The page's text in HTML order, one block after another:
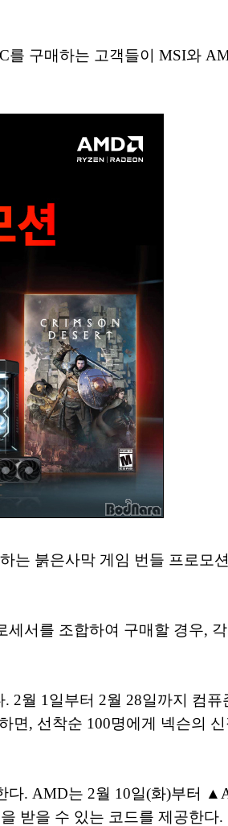
구매하는 고객들이 MSI와
는 붉은사막 게임 번들 프로모
서를 조합하여 구매할 경우,
2월 1일부터 2월 28일까지 컴
, 선착순 100명에게 넥슨의 신
다. AMD는 2월 10일(화)부터
받을 수 있는 코드를 제공한다.